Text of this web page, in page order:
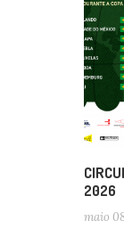
2026
maio